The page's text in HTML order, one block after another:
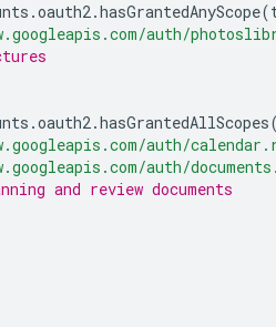
.oauth2.hasGrantedAnyScope(
auth/
.oauth2.hasGrantedAllScopes
auth/
auth/
and review documents